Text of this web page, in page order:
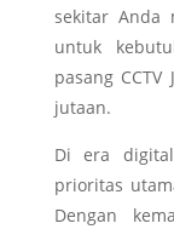
sekitar Anda
untuk
pasang
jutaan.
Di era
prioritas
Dengan